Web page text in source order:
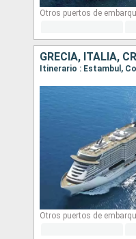
Otros puertos de
GRECIA, ITALIA,
Itinerario : Estambul,
Otros puertos de